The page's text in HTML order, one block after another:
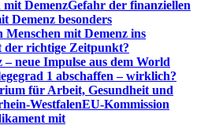
mit DemenzGefahr der finanziellen
Demenz besonders
mit Demenz ins
der richtige Zeitpunkt?
neue Impulse aus dem World
1 abschaffen – wirklich?
für Arbeit, Gesundheit und
WestfalenEU-Kommission
mit